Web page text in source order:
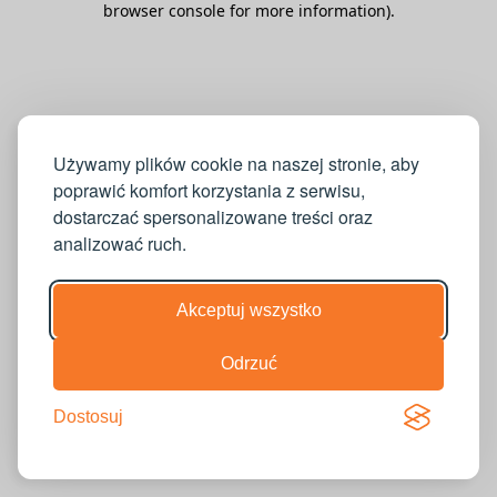
Używamy plików cookie na naszej stronie, aby
poprawić komfort korzystania z serwisu,
dostarczać spersonalizowane treści oraz
analizować ruch.
Akceptuj wszystko
Odrzuć
Dostosuj
browser console for more information).